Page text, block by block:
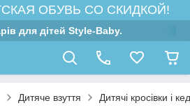
ОБУВЬ СО СКИДКОЙ!
для дітей Style-Baby.
Дитяче взуття Дитячі кросівки і